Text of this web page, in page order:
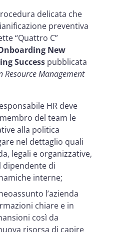
delicata che
preventiva
“Quattro C”
New
Success pubblicata
Resource Management
HR deve
del team le
alla politica
nel dettaglio quali
legali e organizzative,
dipendente di
interne;
l’azienda
chiare e in
così da
risorsa di capire